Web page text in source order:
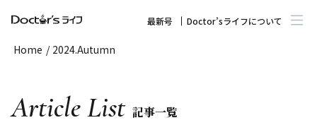
最新号 Doctor’sライフについて
Home / 2024.Autumn
Article List 記事一覧